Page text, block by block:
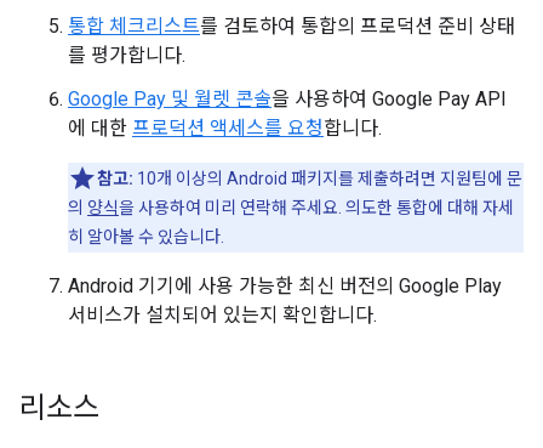
통합 체크리스트를 검토하여 통합의 프로덕션 준비 상태
를 평가합니다.
Google Pay 및 월렛 콘솔을 사용하여 Google Pay API
에 대한 프로덕션 액세스를 요청합니다.
참고: 10개 이상의 Android 패키지를 제출하려면 지원팀에 문
의 양식을 사용하여 미리 연락해 주세요. 의도한 통합에 대해 자세
히 알아볼 수 있습니다.
Android 기기에 사용 가능한 최신 버전의 Google Play
서비스가 설치되어 있는지 확인합니다.
리소스